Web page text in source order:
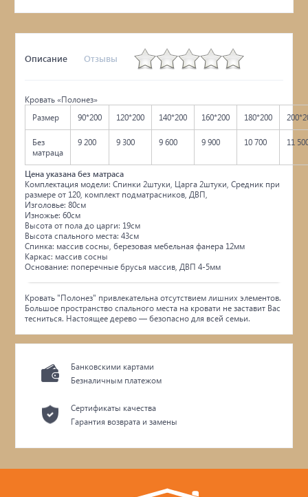
Описание Отзывы
Кровать «Полонез»
Размер
90*200 120*200 140*200 160*200 180*200
Без
матраца
9 200 9 300 9 600 9 900 10 700 11
Цена указана без матраса
Комплектация модели: Спинки 2штуки, Царга 2штуки, Средник при
размере от 120, комплект подматрасников, ДВП,
Изголовье: 80см
Изножье: 60см
Высота от пола до царги: 19см
Высота спального места: 43см
Спинка: массив сосны, березовая мебельная фанера 12мм
Каркас: массив сосны
Основание: поперечные брусья массив, ДВП 4-5мм
Кровать "Полонез" привлекательна отсутствием лишних элементов.
Большое пространство спального места на кровати не заставит Вас
тесниться. Настоящее дерево — безопасно для всей семьи.
Банковскими картами
Безналичным платежом
Сертификаты качества
Гарантия возврата и замены